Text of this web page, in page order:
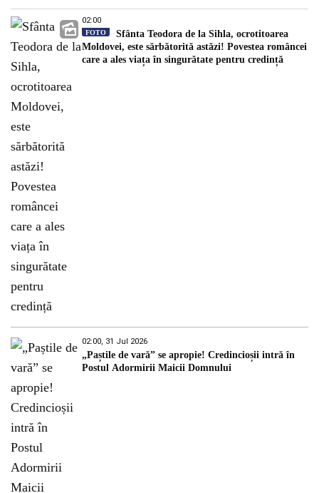
02:00
FOTO
Sfânta Teodora de la Sihla, ocrotitoarea
Moldovei, este sărbătorită astăzi! Povestea româncei
care a ales viața în singurătate pentru credință
02:00, 31 Jul 2026
„Paștile de vară” se apropie! Credincioșii intră în
Postul Adormirii Maicii Domnului